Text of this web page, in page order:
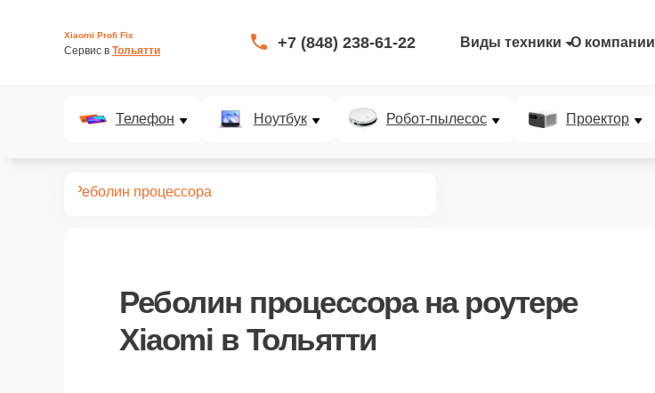
Xiaomi Profi Fix
Сервис в Тольятти +7 (848) 238-61-22 Виды техники О компании
Телефон Ноутбук Робот-пылесос Проектор
Реболин процессора
Реболин процессорана роутере
Xiaomi в Тольятти